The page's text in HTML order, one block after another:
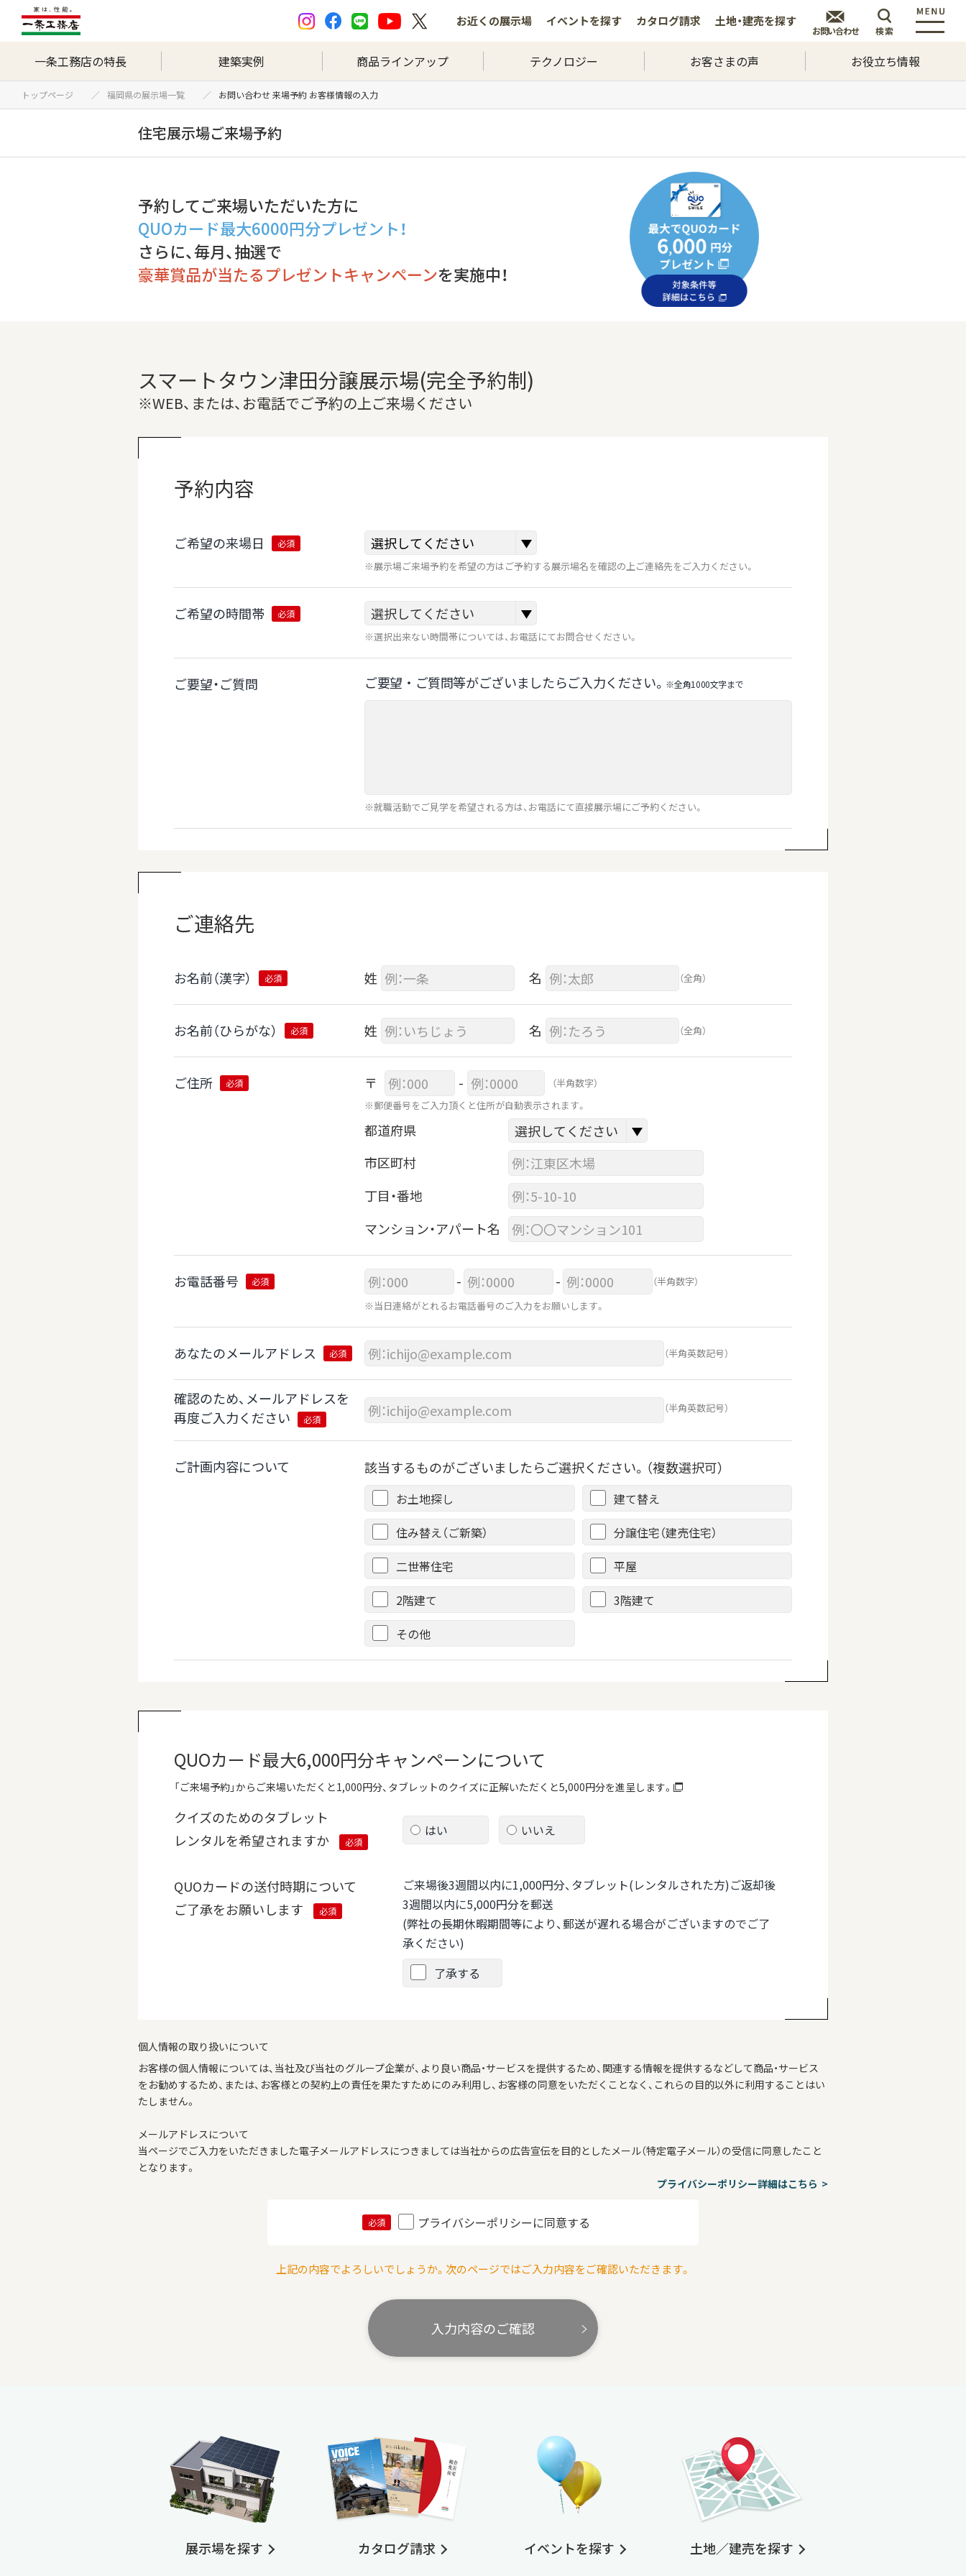
お近くの展示場 イベントを探す カタログ請求 土地・建売を探す
お問い合わせ 検索
一条工務店の特長 建築実例 商品ラインアップ テクノロジー お客さまの声 お役立ち情報
トップページ 福岡県の展示場一覧 お問い合わせ 来場予約 お客様情報の入力
住宅展示場ご来場予約
予約してご来場いただいた方に
QUOカード最大6000円分プレゼント！
さらに、毎月、抽選で
豪華賞品が当たるプレゼントキャンペーンを実施中！
スマートタウン津田分譲展示場(完全予約制)
※WEB、または、お電話でご予約の上ご来場ください
予約内容
ご希望の来場日 必須
※展示場ご来場予約を希望の方はご予約する展示場名を確認の上ご連絡先をご入力ください。
ご希望の時間帯 必須
※選択出来ない時間帯については、お電話にてお問合せください。
ご要望・ご質問 ご要望‧ご質問等がございましたらご⼊⼒ください。 ※全⾓1000⽂字まで
※就職活動でご見学を希望される方は、お電話にて直接展示場にご予約ください。
ご連絡先
お名前（漢字） 必須 姓 名 （全角）
お名前（ひらがな） 必須 姓 名 （全角）
ご住所 必須 〒 -
（半角数字）
※郵便番号をご入力頂くと住所が自動表示されます。
都道府県
市区町村
丁目・番地
マンション・アパート名
お電話番号 必須 - -
（半角数字）
※当日連絡がとれるお電話番号のご入力をお願いします。
あなたのメールアドレス 必須 （半角英数記号）
確認のため、メールアドレスを
再度ご入力ください
必須
（半角英数記号）
ご計画内容について 該当するものがございましたらご選択ください。（複数選択可）
お土地探し
建て替え
住み替え（ご新築）
分譲住宅（建売住宅）
二世帯住宅
平屋
2階建て
3階建て
その他
QUOカード最大6,000円分キャンペーンについて
「ご来場予約」からご来場いただくと1,000円分、タブレットのクイズに正解いただくと5,000円分を進呈します。
クイズのためのタブレット
レンタルを希望されますか
必須
はい いいえ
QUOカードの送付時期について
ご了承をお願いします
必須
ご来場後3週間以内に1,000円分、タブレット(レンタルされた方)ご返却後
3週間以内に5,000円分を郵送
(弊社の長期休暇期間等により、郵送が遅れる場合がございますのでご了
承ください)
了承する
個人情報の取り扱いについて
お客様の個人情報については、当社及び当社のグループ企業が、より良い商品・サービスを提供するため、関連する情報を提供するなどして商品・サービス
をお勧めするため、または、お客様との契約上の責任を果たすためにのみ利用し、お客様の同意をいただくことなく、これらの目的以外に利用することはい
たしません。
メールアドレスについて
当ページでご入力をいただきました電子メールアドレスにつきましては当社からの広告宣伝を目的としたメール（特定電子メール）の受信に同意したこと
となります。
プライバシーポリシー詳細はこちら
必須 プライバシーポリシーに同意する
上記の内容でよろしいでしょうか。次のページではご入力内容をご確認いただきます。
入力内容のご確認
展示場を探す カタログ請求 イベントを探す 土地／建売を探す